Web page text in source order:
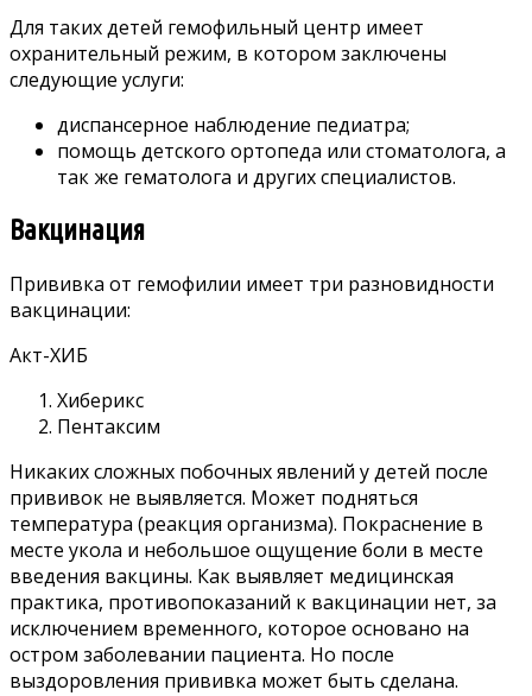
Для таких детей гемофильный центр имеет
охранительный режим, в котором заключены
следующие услуги:
диспансерное наблюдение педиатра;
помощь детского ортопеда или стоматолога, а
так же гематолога и других специалистов.
Вакцинация
Прививка от гемофилии имеет три разновидности
вакцинации:
Акт-ХИБ
Хиберикс
Пентаксим
Никаких сложных побочных явлений у детей после
прививок не выявляется. Может подняться
температура (реакция организма). Покраснение в
месте укола и небольшое ощущение боли в месте
введения вакцины. Как выявляет медицинская
практика, противопоказаний к вакцинации нет, за
исключением временного, которое основано на
остром заболевании пациента. Но после
выздоровления прививка может быть сделана.